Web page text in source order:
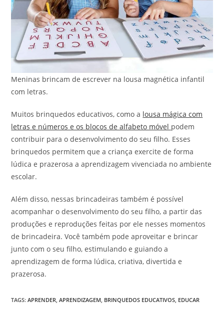
Meninas brincam de escrever na lousa magnética infantil
com letras.
Muitos brinquedos educativos, como a lousa mágica com
letras e números e os blocos de alfabeto móvel podem
contribuir para o desenvolvimento do seu filho. Esses
brinquedos permitem que a criança exercite de forma
lúdica e prazerosa a aprendizagem vivenciada no ambiente
escolar.
Além disso, nessas brincadeiras também é possível
acompanhar o desenvolvimento do seu filho, a partir das
produções e reproduções feitas por ele nesses momentos
de brincadeira. Você também pode aproveitar e brincar
junto com o seu filho, estimulando e guiando a
aprendizagem de forma lúdica, criativa, divertida e
prazerosa.
TAGS:APRENDER, APRENDIZAGEM, BRINQUEDOS EDUCATIVOS, EDUCAR